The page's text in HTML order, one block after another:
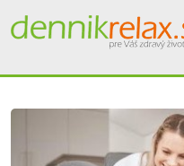
Dennikrelax